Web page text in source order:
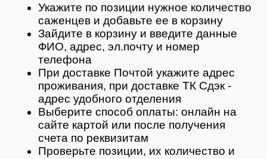
Укажите по позиции нужное количество
саженцев и добавьте ее в корзину
Зайдите в корзину и введите данные
ФИО, адрес, эл.почту и номер
телефона
При доставке Почтой укажите адрес
проживания, при доставке ТК Сдэк -
адрес удобного отделения
Выберите способ оплаты: онлайн на
сайте картой или после получения
счета по реквизитам
Проверьте позиции, их количество и